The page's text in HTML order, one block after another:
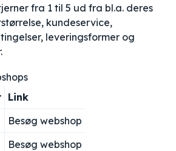
fra 1 til 5 ud fra bl.a. deres
kundeservice,
leveringsformer og
Link
Besøg webshop
Besøg webshop